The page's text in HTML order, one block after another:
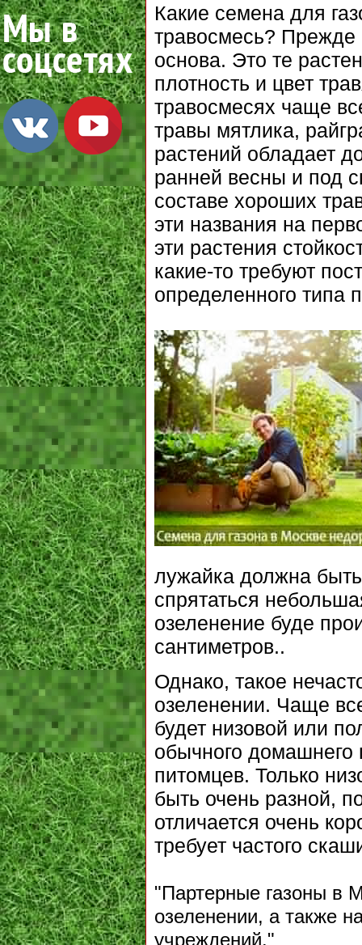
Какие семена для
травосмесь? Прежде
основа. Это те
плотность и цвет
травосмесях чаще
травы мятлика,
растений обладает
ранней весны и под
составе хороших
эти названия на
эти растения
какие-то требуют
определенного типа
лужайка должна
спрятаться
озеленение буде
сантиметров..
Однако, такое
озеленении. Чаще
будет низовой или
обычного домашнего
питомцев. Только
быть очень разной,
отличается очень
требует частого
"Партерные газоны в
озеленении, а также
учреждений."